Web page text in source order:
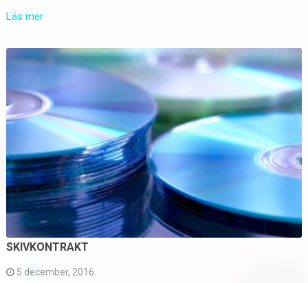
Läs mer
SKIVKONTRAKT
5 december, 2016